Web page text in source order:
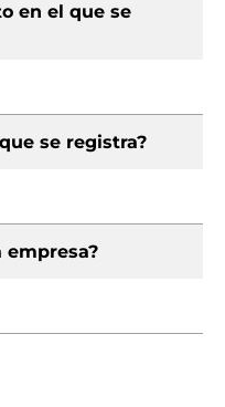
en el que se
se registra?
empresa?